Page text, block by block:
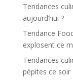
Tendances
aujourd’hui ?
Tendance
explosent ce
Tendances
pépites ce soir